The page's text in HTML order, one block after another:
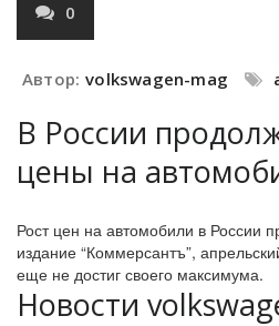
0
Автор: volkswagen-mag
В России
цены на
Рост цен на автомобили в России
издание “Коммерсантъ”,
еще не достиг своего максимума.
Новости